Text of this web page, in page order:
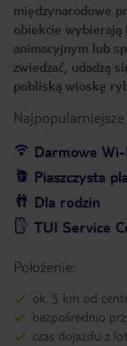
międzynarodowe
obiekcie wybierają
animacyjnym lub
zwiedzać, udadzą
pobliską wioskę
Darmowe Wi-
Piaszczysta
Dla rodzin
TUI Service
Położenie:
ok. 5 km od
bezpośrednio
czas dojazdu z